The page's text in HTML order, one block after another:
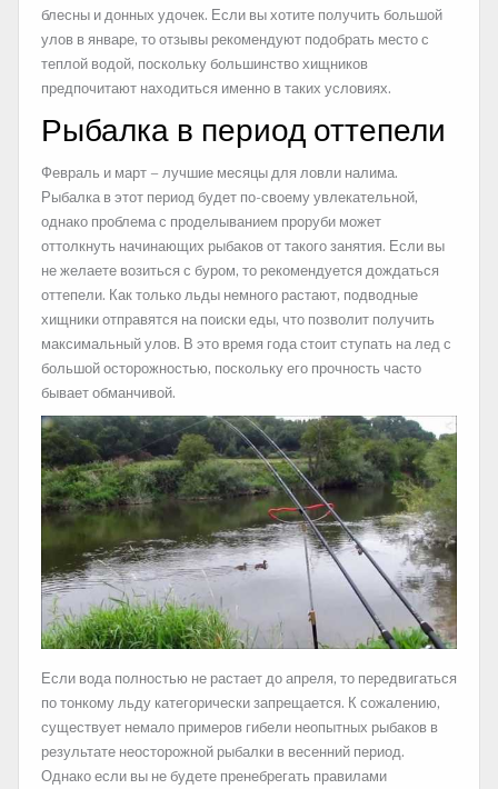
блесны и донных удочек. Если вы хотите получить большой
улов в январе, то отзывы рекомендуют подобрать место с
теплой водой, поскольку большинство хищников
предпочитают находиться именно в таких условиях.
Рыбалка в период оттепели
Февраль и март – лучшие месяцы для ловли налима.
Рыбалка в этот период будет по-своему увлекательной,
однако проблема с проделыванием проруби может
оттолкнуть начинающих рыбаков от такого занятия. Если вы
не желаете возиться с буром, то рекомендуется дождаться
оттепели. Как только льды немного растают, подводные
хищники отправятся на поиски еды, что позволит получить
максимальный улов. В это время года стоит ступать на лед с
большой осторожностью, поскольку его прочность часто
бывает обманчивой.
Если вода полностью не растает до апреля, то передвигаться
по тонкому льду категорически запрещается. К сожалению,
существует немало примеров гибели неопытных рыбаков в
результате неосторожной рыбалки в весенний период.
Однако если вы не будете пренебрегать правилами